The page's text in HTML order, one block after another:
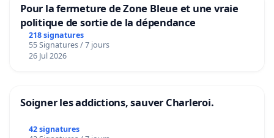
Pour la fermeture de Zone Bleue et une vraie
politique de sortie de la dépendance
218 signatures
55 Signatures / 7 jours
26 Jul 2026
Soigner les addictions, sauver Charleroi.
42 signatures